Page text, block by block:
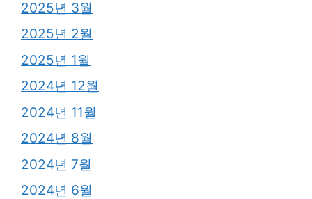
2025년 3월
2025년 2월
2025년 1월
2024년 12월
2024년 11월
2024년 8월
2024년 7월
2024년 6월